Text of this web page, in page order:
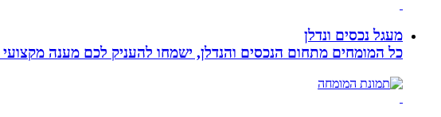
מעגל נכסים ונדלן
כל המומחים מתחום הנכסים והנדלן, ישמחו להעניק לכם מענה מקצועי